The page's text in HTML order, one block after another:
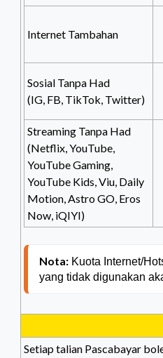
Internet Tambahan
Sosial Tanpa Had
(IG, FB, TikTok, Twitter)
Streaming Tanpa Had
(Netflix, YouTube,
YouTube Gaming,
YouTube Kids, Viu, Daily
Motion, Astro GO, Eros
Now, iQIYI)
Nota: Kuota Internet/
yang tidak digunakan
Setiap talian Pascabayar